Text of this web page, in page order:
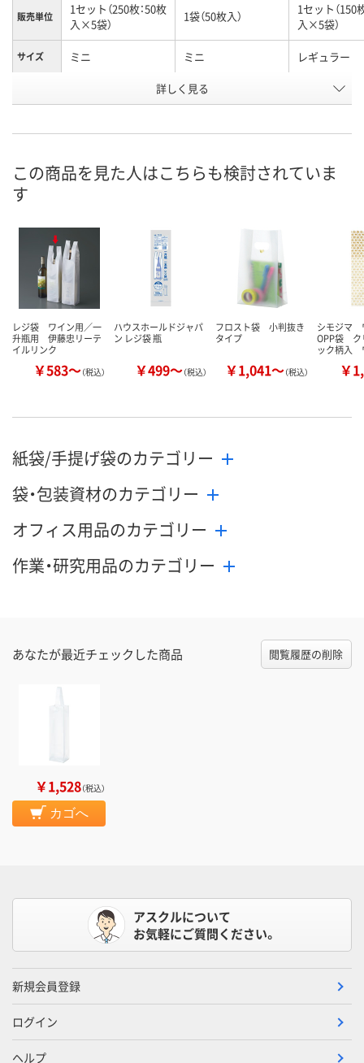
販売単位
1セット（250枚：50枚
入×5袋）
1袋（50枚入）
1セット（150
入×5袋）
サイズ ミニ ミニ レギュラー
8465747 8559825
8月10日（月）
カ
詳しく見る
この商品を見た人はこちらも検討されていま
す
レジ袋 ワイン用／一
升瓶用 伊藤忠リーテ
イルリンク
￥583～（税込）
ハウスホールドジャパ
ン レジ袋 瓶
￥499～（税込）
フロスト袋 小判抜き
タイプ
￥1,041～（税込）
シモジマ
OPP袋 ク
ック柄入
￥
紙袋/手提げ袋のカテゴリー
袋・包装資材のカテゴリー
オフィス用品のカテゴリー
作業・研究用品のカテゴリー
あなたが最近チェックした商品 閲覧履歴の削除
￥1,528（税込）
カゴへ
アスクルについて
お気軽にご質問ください。
新規会員登録
ログイン
ヘルプ